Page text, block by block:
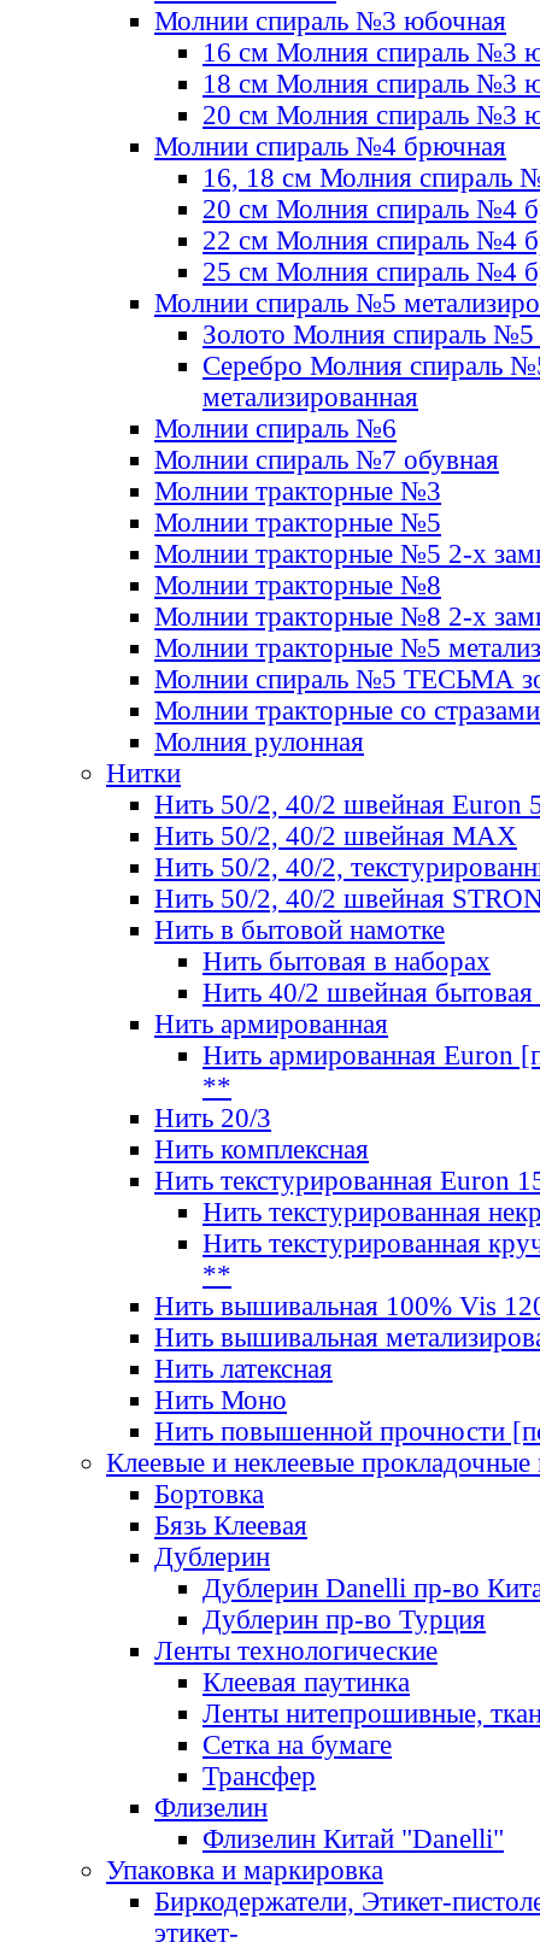
Молнии спираль №3 юбочная
16 см Молния спираль №3
18 см Молния спираль №3
20 см Молния спираль №3
Молнии спираль №4 брючная
16, 18 см Молния спираль
20 см Молния спираль №4
22 см Молния спираль №4
25 см Молния спираль №4
Молнии спираль №5
Золото Молния спираль №5
Серебро Молния спираль
метализированная
Молнии спираль №6
Молнии спираль №7 обувная
Молнии тракторные №3
Молнии тракторные №5
Молнии тракторные №5 2-х
Молнии тракторные №8
Молнии тракторные №8 2-х
Молнии тракторные №5
Молнии спираль №5 ТЕСЬМА
Молнии тракторные со стразами
Молния рулонная
Нитки
Нить 50/2, 40/2 швейная Euron
Нить 50/2, 40/2 швейная МАХ
Нить 50/2, 40/2,
Нить 50/2, 40/2 швейная
Нить в бытовой намотке
Нить бытовая в наборах
Нить 40/2 швейная бытовая
Нить армированная
Нить армированная Euron
**
Нить 20/3
Нить комплексная
Нить текстурированная Euron
Нить текстурированная
Нить текстурированная
**
Нить вышивальная 100% Vis
Нить вышивальная
Нить латексная
Нить Моно
Нить повышенной прочности
Клеевые и неклеевые прокладочные
Бортовка
Бязь Клеевая
Дублерин
Дублерин Danelli пр-во
Дублерин пр-во Турция
Ленты технологические
Клеевая паутинка
Ленты нитепрошивные,
Сетка на бумаге
Трансфер
Флизелин
Флизелин Китай "Danelli"
Упаковка и маркировка
Биркодержатели, Этикет-
этикет-